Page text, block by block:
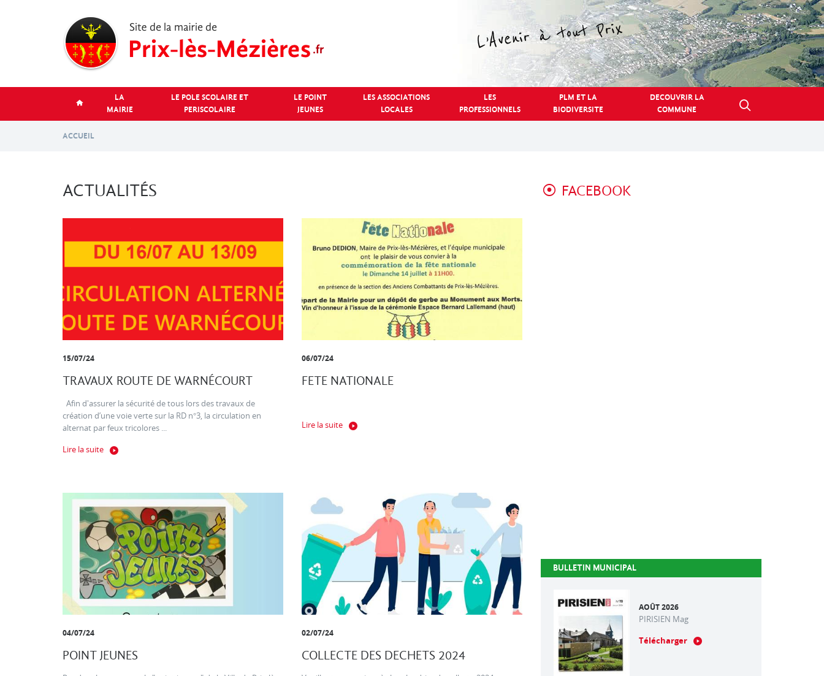
LA
MAIRIE
LE POLE SCOLAIRE ET
PERISCOLAIRE
LE POINT
JEUNES
LES ASSOCIATIONS
LOCALES
LES
PROFESSIONNELS
PLM ET LA
BIODIVERSITE
DECOUVRIR LA
COMMUNE
ACCUEIL
ACTUALITÉS
15/07/24
TRAVAUX ROUTE DE WARNÉCOURT
Afin d'assurer la sécurité de tous lors des travaux de
création d’une voie verte sur la RD n°3, la circulation en
alternat par feux tricolores ...
Lire la suite
06/07/24
FETE NATIONALE
Lire la suite
04/07/24
POINT JEUNES
02/07/24
COLLECTE DES DECHETS 2024
FACEBOOK
BULLETIN MUNICIPAL
AOÛT 2026
PIRISIEN Mag
Télécharger